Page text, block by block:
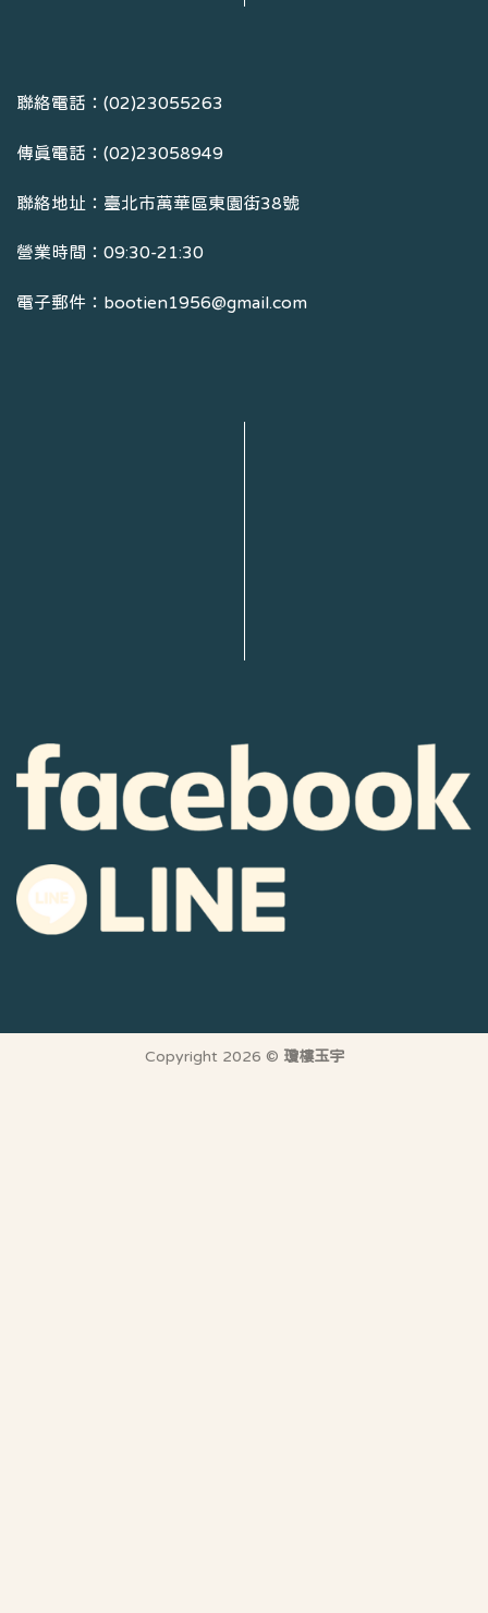
聯絡電話：(02)23055263
傳真電話：(02)23058949
聯絡地址：臺北市萬華區東園街38號
營業時間：09:30-21:30
電子郵件：bootien1956@gmail.com
Copyright 2026 © 瓊樓玉宇